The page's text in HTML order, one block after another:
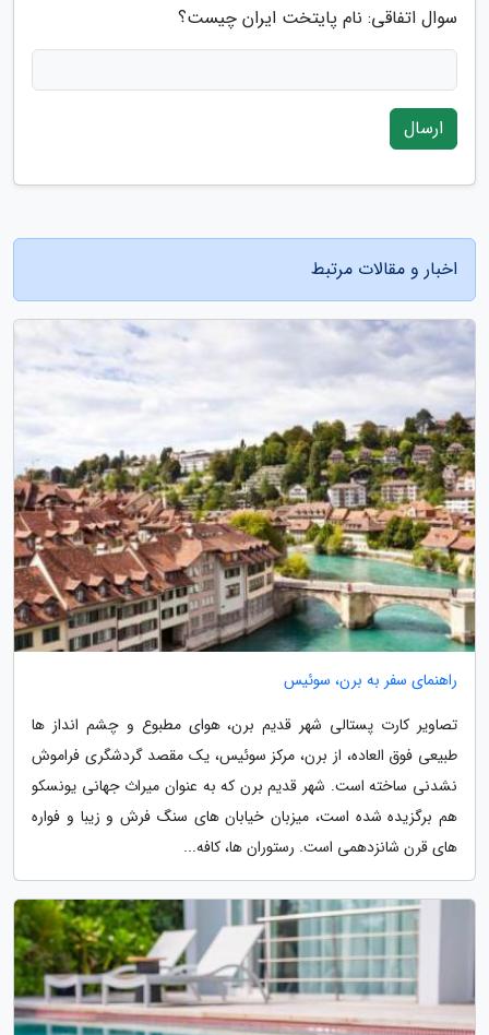
سوال اتفاقی: نام پایتخت ایران چیست؟
ارسال
اخبار و مقالات مرتبط
راهنمای سفر به برن، سوئیس
تصاویر کارت پستالی شهر قدیم برن، هوای مطبوع و چشم انداز ها
طبیعی فوق العاده، از برن، مرکز سوئیس، یک مقصد گردشگری فراموش
نشدنی ساخته است. شهر قدیم برن که به عنوان میراث جهانی یونسکو
هم برگزیده شده است، میزبان خیابان های سنگ فرش و زیبا و فواره
های قرن شانزدهمی است. رستوران ها، کافه...